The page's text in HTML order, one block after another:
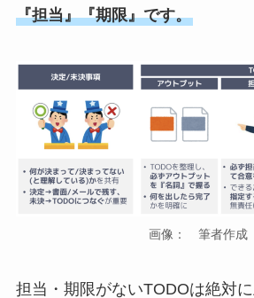
『担当』『期限』です。
画像： 筆者作成
担当・期限がないTODOは絶対